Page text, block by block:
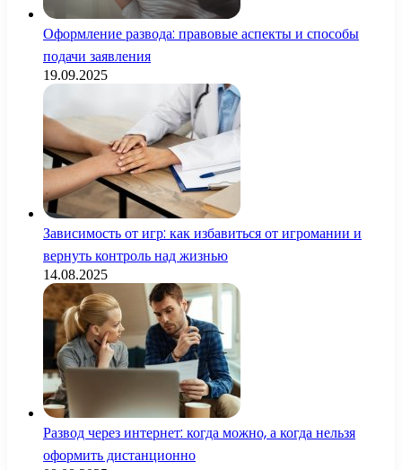
Оформление развода: правовые аспекты и способы
подачи заявления
19.09.2025
Зависимость от игр: как избавиться от игромании и
вернуть контроль над жизнью
14.08.2025
Развод через интернет: когда можно, а когда нельзя
оформить дистанционно